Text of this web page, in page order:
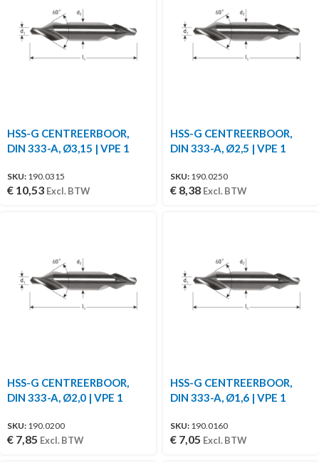
HSS-G CENTREERBOOR,
DIN 333-A, Ø3,15 | VPE 1
SKU: 190.0315
€ 10,53 Excl. BTW
HSS-G CENTREERBOOR,
DIN 333-A, Ø2,5 | VPE 1
SKU: 190.0250
€ 8,38 Excl. BTW
HSS-G CENTREERBOOR,
DIN 333-A, Ø2,0 | VPE 1
SKU: 190.0200
€ 7,85 Excl. BTW
HSS-G CENTREERBOOR,
DIN 333-A, Ø1,6 | VPE 1
SKU: 190.0160
€ 7,05 Excl. BTW